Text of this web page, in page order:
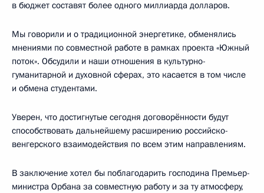
в бюджет составят более одного миллиарда долларов.
Мы говорили и о традиционной энергетике, обменялись
мнениями по совместной работе в рамках проекта «Южный
поток». Обсудили и наши отношения в культурно-
гуманитарной и духовной сферах, это касается в том числе
и обмена студентами.
Уверен, что достигнутые сегодня договорённости будут
способствовать дальнейшему расширению российско-
венгерского взаимодействия по всем этим направлениям.
В заключение хотел бы поблагодарить господина Премьер-
министра Орбана за совместную работу и за ту атмосферу,